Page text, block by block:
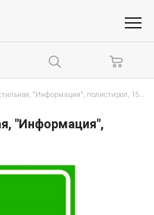
Пиктограмма тактильная, "Информация", полистирол, 150*150мм
"Информация",